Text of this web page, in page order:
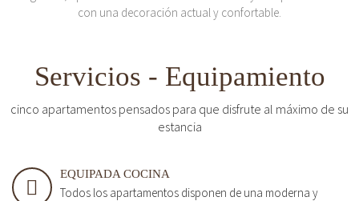
con una decoración actual y confortable.
Servicios - Equipamiento
cinco apartamentos pensados para que disfrute al máximo de su
estancia
EQUIPADA COCINA
Todos los apartamentos disponen de una moderna y